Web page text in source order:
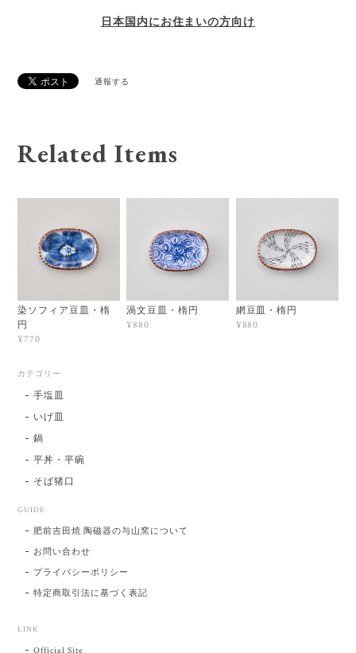
日本国内にお住まいの方向け
通報する
Related Items
染ソフィア豆皿・楕
円
¥770
渦文豆皿・楕円
¥880
網豆皿・楕円
¥880
カテゴリー
手塩皿
いげ皿
鍋
平丼・平碗
そば猪口
GUIDE
肥前吉田焼 陶磁器の与山窯について
お問い合わせ
プライバシーポリシー
特定商取引法に基づく表記
LINK